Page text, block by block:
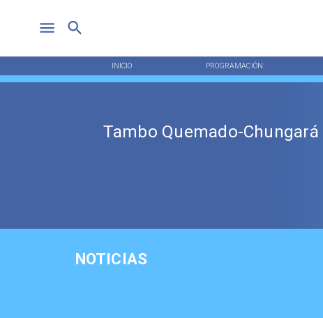
INICIO PROGRAMACIÓN
Tambo Quemado-Chungará
NOTICIAS